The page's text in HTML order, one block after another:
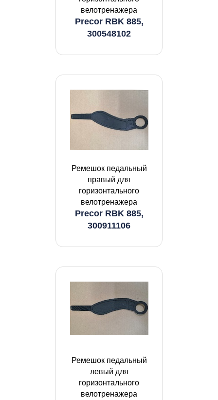
велотренажера
Precor RBK 885,
300548102
Ремешок педальный
правый для
горизонтального
велотренажера
Precor RBK 885,
300911106
Ремешок педальный
левый для
горизонтального
велотренажера